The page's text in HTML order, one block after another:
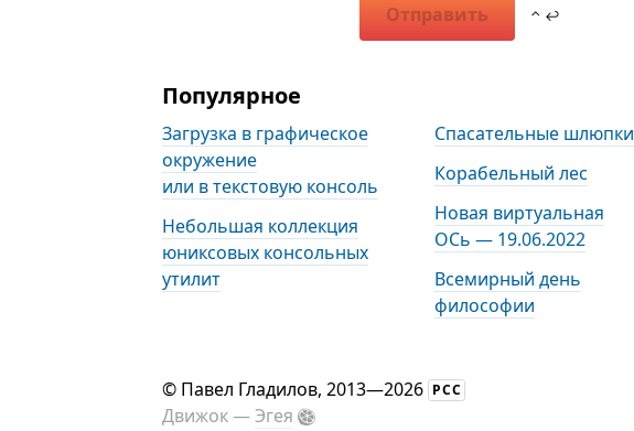
Отправить ⌃ ↩
Популярное
Загрузка в графическое
окружение
или в текстовую консоль
Небольшая коллекция
юниксовых консольных
утилит
Спасательные шлюпки
Корабельный лес
Новая виртуальная
ОСь — 19.06.2022
Всемирный день
философии
© Павел Гладилов, 2013—2026 РСС
Движок —Эгея